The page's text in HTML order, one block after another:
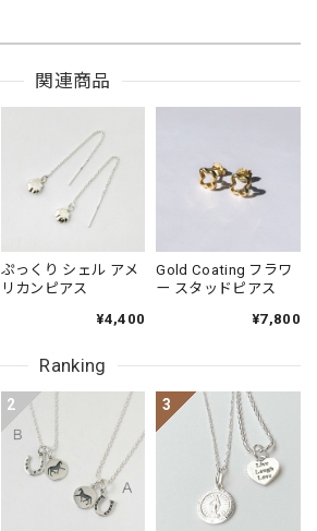
関連商品
ぷっくり シェル アメ
リカンピアス
¥4,400
Gold Coating フラワ
ー スタッドピアス
¥7,800
Ranking
2 3